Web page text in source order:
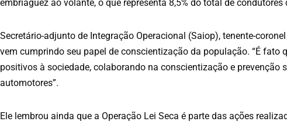
embriaguez ao volante, o que representa 8,5% do total de
Secretário-adjunto de Integração Operacional (Saiop), tenente-
vem cumprindo seu papel de conscientização da população. “É fato
positivos à sociedade, colaborando na conscientização e prevenção
automotores”.
Ele lembrou ainda que a Operação Lei Seca é parte das ações